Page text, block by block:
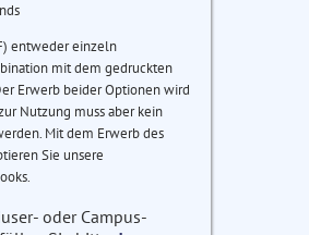
entweder einzeln
mit dem gedruckten
Erwerb beider Optionen wird
Nutzung muss aber kein
Mit dem Erwerb des
Sie unsere
oder Campus-